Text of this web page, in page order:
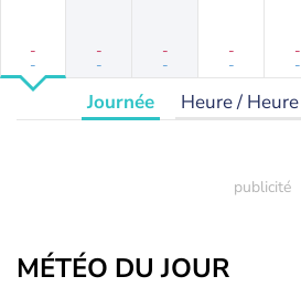
-
-
-
-
-
-
-
-
-
-
Journée Heure / Heure
MÉTÉO DU JOUR